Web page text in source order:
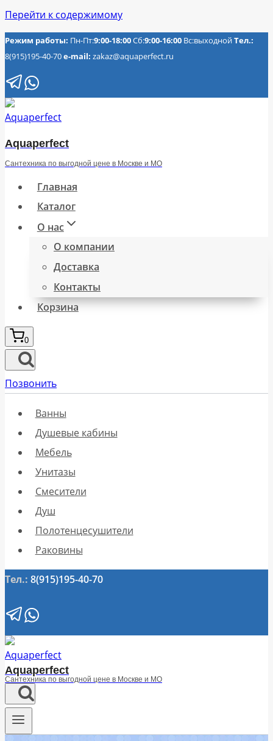
Перейти к содержимому
Режим работы: Пн-Пт:9:00-18:00Сб:9:00-16:00 Вс:выходнойТел.:
8(915)195-40-70e-mail: zakaz@aquaperfect.ru
Aquaperfect
Сантехника по выгодной цене в Москве и МО
Главная
Каталог
О нас
О компании
Доставка
Контакты
Корзина
0
Позвонить
Ванны
Душевые кабины
Мебель
Унитазы
Смесители
Душ
Полотенцесушители
Раковины
Тел.: 8(915)195-40-70
Aquaperfect
Сантехника по выгодной цене в Москве и МО